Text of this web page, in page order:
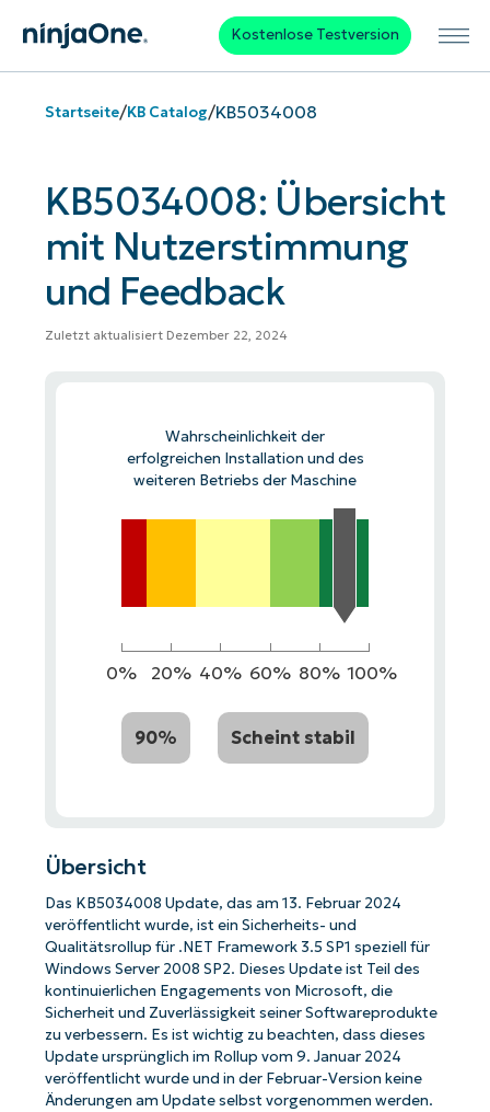
Kostenlose Testversion
Startseite/KB Catalog/KB5034008
KB5034008: Übersicht
mit Nutzerstimmung
und Feedback
Zuletzt aktualisiert Dezember 22, 2024
Wahrscheinlichkeit der
erfolgreichen Installation und des
weiteren Betriebs der Maschine
0% 20% 40% 60% 80% 100%
90% Scheint stabil
Übersicht
Das KB5034008 Update, das am 13. Februar 2024
veröffentlicht wurde, ist ein Sicherheits- und
Qualitätsrollup für .NET Framework 3.5 SP1 speziell für
Windows Server 2008 SP2. Dieses Update ist Teil des
kontinuierlichen Engagements von Microsoft, die
Sicherheit und Zuverlässigkeit seiner Softwareprodukte
zu verbessern. Es ist wichtig zu beachten, dass dieses
Update ursprünglich im Rollup vom 9. Januar 2024
veröffentlicht wurde und in der Februar-Version keine
Änderungen am Update selbst vorgenommen werden.